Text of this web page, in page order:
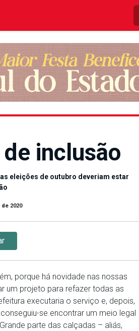
inclusão
eleições de outubro deveriam estar
2020
porque há novidade nas nossas
um projeto para refazer todas as
executaria o serviço e, depois,
se encontrar um meio legal
parte das calçadas – aliás,